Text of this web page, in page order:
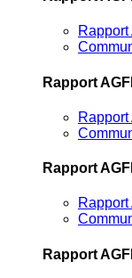
Rapport
Rapport
Rapport